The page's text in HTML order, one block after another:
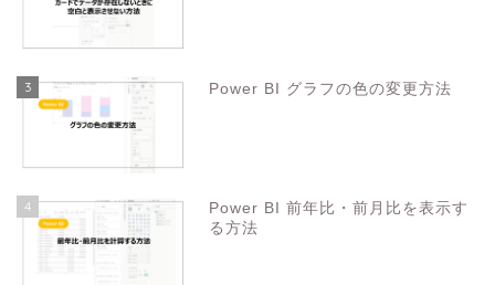
3 Power BI グラフの色の変更方法
4
Power BI 前年比・前月比を表示す
る方法